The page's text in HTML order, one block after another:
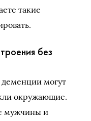
такие
без
могут
окружающие.
мужчины и